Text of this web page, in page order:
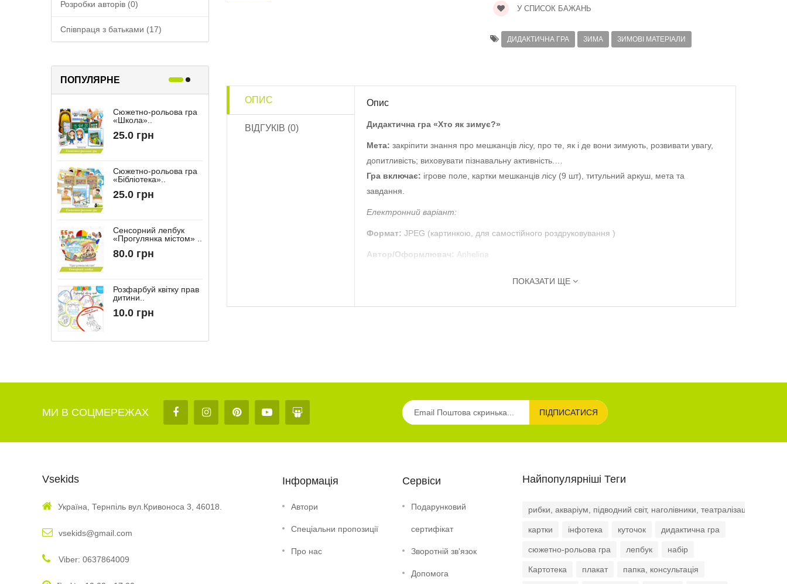
Розробки авторів (0)
Співпраця з батьками (17)
ПОПУЛЯРНЕ
Сюжетно-рольова гра
«Школа»..
25.0 грн
Сюжетно-рольова гра
«Бібліотека»..
25.0 грн
Сенсорний лепбук
«Прогулянка містом» ..
80.0 грн
Розфарбуй квітку прав
дитини..
10.0 грн
10.0 грн
У СПИСОК БАЖАНЬ
ДИДАКТИЧНА ГРА ЗИМА ЗИМОВІ МАТЕРІАЛИ
ОПИС
ВІДГУКІВ (0)
Опис
Дидактична гра «Хто як зимує?»
Мета: закріпити знання про мешканців лісу, про те, як і де вони зимують, розвивати увагу,
допитливість; виховувати пізнавальну активність.…
Гра включає: ігрове поле, картки мешканців лісу (9 шт), титульний аркуш, мета та
завдання.
Електронний варіант:
Формат: JPEG (картинкою, для самостійного роздруковування )
Автор/Оформлювач: Anhelina
ПОКАЗАТИ ЩЕ
МИ В СОЦМЕРЕЖАХ ПІДПИСАТИСЯ
Vsekids
Україна, Тернпіль вул.Кривоноса 3, 46018.
vsekids@gmail.com
Viber: 0637864009
Інформація
Автори
Спеціальни пропозиції
Про нас
Сервіси
Подарунковий
сертифікат
Зворотній зв'язок
Допомога
Найпопулярніші Теги
рибки, акваріум, підводний світ, наголівники, театралізація,
картки інфотека куточок дидактична гра
сюжетно-рольова гра лепбук набір
Картотека плакат папка, консультація